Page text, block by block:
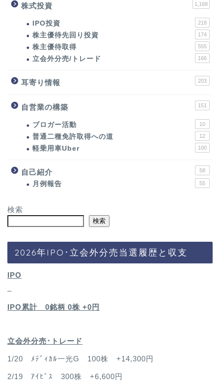
株式投資 1,168
IPO投資 218
株主優待先回り投資 174
株主優待取得 555
立会外分売/トレード 166
耳寄り情報 203
自営業の構築 151
ブロガー活動 10
普通二種免許取得への道 12
軽乗用車Uber 100
自己紹介 58
月例報告 55
検索
検索
2026年IPO･立会外分売当選履歴と収支
IPO
–
IPO累計 0銘柄 0株 +0円
立会外分売･トレード
1/20 ﾒﾃﾞｨｶﾙ一光G 100株 +14,300円
2/19 ｱｲﾋﾞｽ 300株 +6,600円